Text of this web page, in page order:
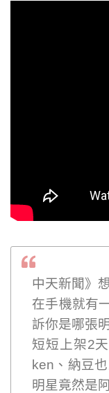
中天新聞》
在手機就有
訴你是哪張
短短上架2
ken 、納豆
明星竟然是